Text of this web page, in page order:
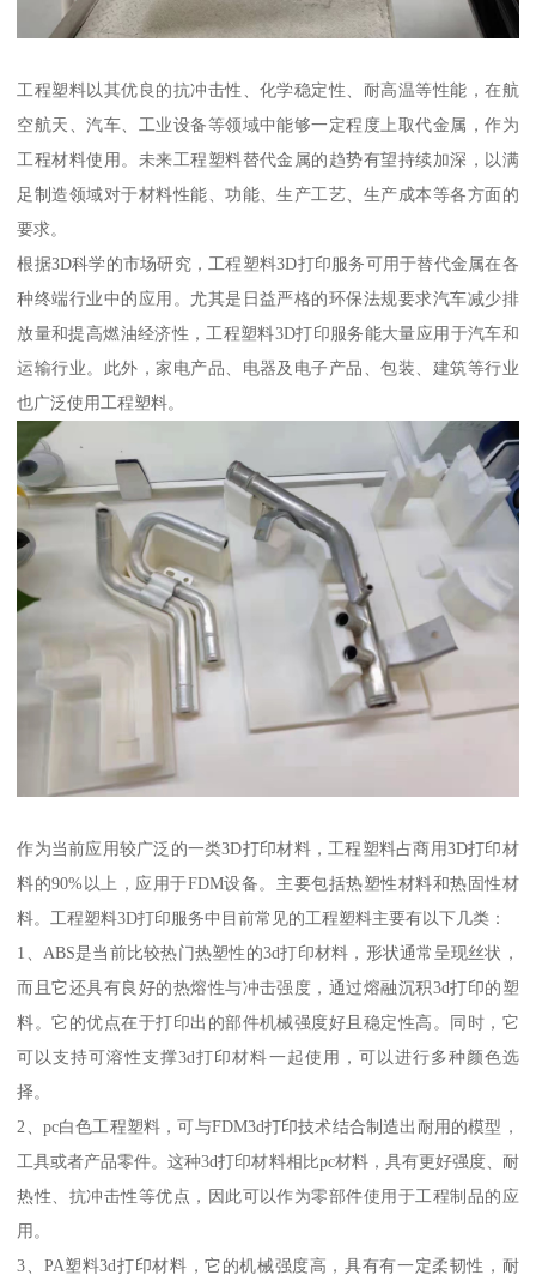
工程塑料以其优良的抗冲击性、化学稳定性、耐高温等性能，在航
空航天、汽车、工业设备等领域中能够一定程度上取代金属，作为
工程材料使用。未来工程塑料替代金属的趋势有望持续加深，以满
足制造领域对于材料性能、功能、生产工艺、生产成本等各方面的
要求。
根据3D科学的市场研究，工程塑料3D打印服务可用于替代金属在各
种终端行业中的应用。尤其是日益严格的环保法规要求汽车减少排
放量和提高燃油经济性，工程塑料3D打印服务能大量应用于汽车和
运输行业。此外，家电产品、电器及电子产品、包装、建筑等行业
也广泛使用工程塑料。
作为当前应用较广泛的一类3D打印材料，工程塑料占商用3D打印材
料的90%以上，应用于FDM设备。主要包括热塑性材料和热固性材
料。工程塑料3D打印服务中目前常见的工程塑料主要有以下几类：
1、ABS是当前比较热门热塑性的3d打印材料，形状通常呈现丝状，
而且它还具有良好的热熔性与冲击强度，通过熔融沉积3d打印的塑
料。它的优点在于打印出的部件机械强度好且稳定性高。同时，它
可以支持可溶性支撑3d打印材料一起使用，可以进行多种颜色选
择。
2、pc白色工程塑料，可与FDM3d打印技术结合制造出耐用的模型，
工具或者产品零件。这种3d打印材料相比pc材料，具有更好强度、耐
热性、抗冲击性等优点，因此可以作为零部件使用于工程制品的应
用。
3、PA塑料3d打印材料，它的机械强度高，具有有一定柔韧性，耐